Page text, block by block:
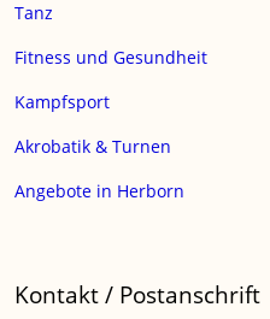
Tanz
Fitness und Gesundheit
Kampfsport
Akrobatik & Turnen
Angebote in Herborn
Kontakt / Postanschrift